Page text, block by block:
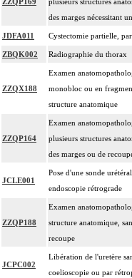
des marges nécessitant
JDFA011 Cystectomie partielle,
ZBQK002 Radiographie du thorax
ZZQX188
Examen
monobloc ou en
structure anatomique
ZZQP164
Examen
plusieurs structures
des marges ou de
JCLE001
Pose d'une sonde
endoscopie rétrograde
ZZQP188
Examen
structure anatomique,
recoupe
JCPC002
Libération de l'uretère
coelioscopie ou par